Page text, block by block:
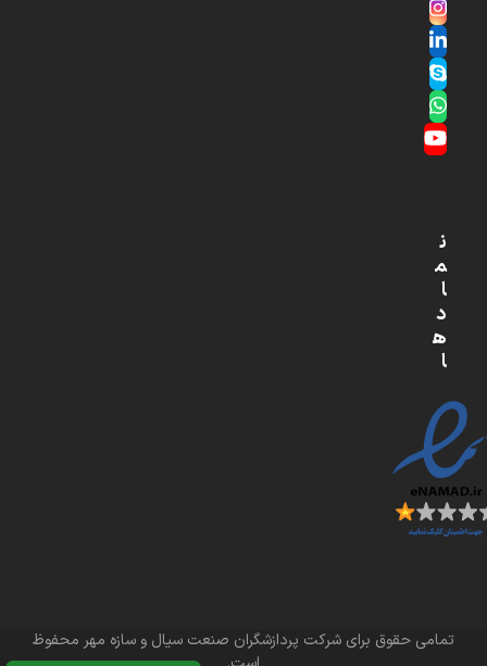
Instagram
LinkedIn
Skype
Whatsapp
YouTube
ن
م
ا
د
ه
ا
تمامی حقوق برای شرکت پردازشگران صنعت سیال و سازه مهر محفوظ